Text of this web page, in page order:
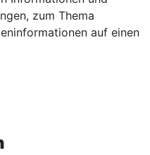
zum Thema
auf einen